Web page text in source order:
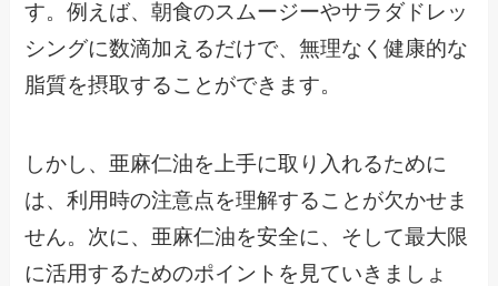
す。例えば、朝食のスムージーやサラダドレッ
シングに数滴加えるだけで、無理なく健康的な
脂質を摂取することができます。
しかし、亜麻仁油を上手に取り入れるために
は、利用時の注意点を理解することが欠かせま
せん。次に、亜麻仁油を安全に、そして最大限
に活用するためのポイントを見ていきましょ